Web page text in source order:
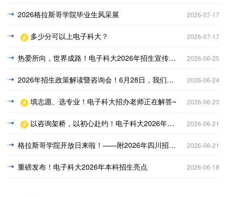
2026格拉斯哥学院毕业生风采展 2026-07-17
多少分可以上电子科大？ 2026-07-17
热爱所向，世界成路！电子科大2026年招生宣传片发布 2026-06-25
2026年招生政策解读暨咨询会！6月28日，我们电子科大见~ 2026-06-24
填志愿、选专业！电子科大招办老师正在解答~ 2026-06-23
以咨询架桥，以初心赴约！电子科大2026年全国招生咨询方式来啦 2026-06-21
格拉斯哥学院开放日来啦！——附2026年四川招生宣传活动 2026-06-21
重磅发布！电子科大2026年本科招生亮点 2026-06-18